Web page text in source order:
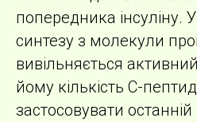
попередника інсуліну.
синтезу з молекули
вивільняється активний
йому кількість С-
застосовувати останній